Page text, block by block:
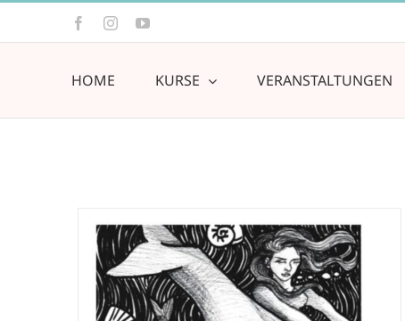
FacebookInstagramYouTube
HOME KURSE VERANSTALTUNGEN